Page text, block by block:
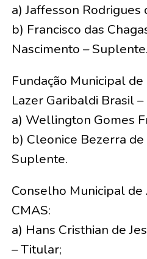
a) Jaffesson Rodrigues
b) Francisco das
Nascimento – Suplente.
Fundação Municipal
Lazer Garibaldi Brasil –
a) Wellington Gomes
b) Cleonice Bezerra
Suplente.
Conselho Municipal de
CMAS:
a) Hans Cristhian de
– Titular;